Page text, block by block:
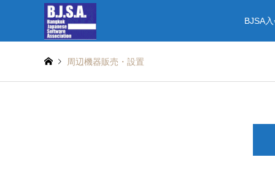
BJSA
周辺機器販売・設置